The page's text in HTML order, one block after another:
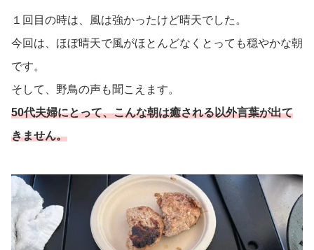
１回目の時は、風は強かったけど晴天でした。
今回は、ほぼ晴天で風がほとんどなくとっても穏やかな朝
です。
そして、野鳥の声も聞こえます。
50代夫婦にとって、こんな朝は癒される以外言葉が出て
きません。